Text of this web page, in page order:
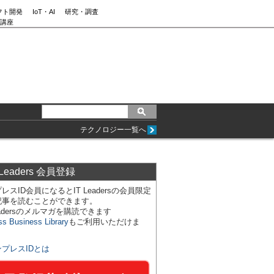
ト開発 IoT・AI
研究・調査
座
テクノロジー一覧へ
会員登録
スID会員になるとIT Leadersの会員限定
を読むことができます。
のメルマガを購読できます
Business Libraryもご利用いただけま
プレスIDとは